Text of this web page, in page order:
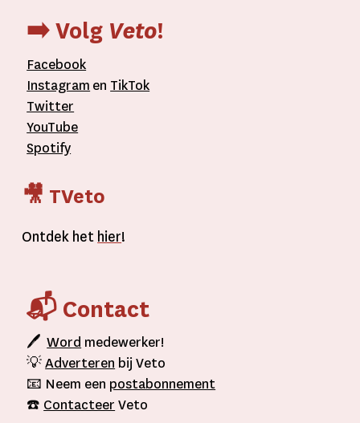
➡️ Volg Veto!
Facebook
Instagram en TikTok
Twitter
YouTube
Spotify
🎥 TVeto
Ontdek het hier!
📬 Contact
🖊Word medewerker!
💡Adverteren bij Veto
📧 Neem een postabonnement
☎️ Contacteer Veto